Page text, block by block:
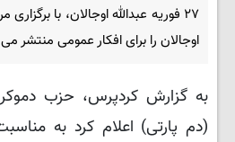
۲۷ فوریه عبدالله اوجالان، با
اوجالان را برای افکار عمومی منتشر
به گزارش کردپرس، حزب